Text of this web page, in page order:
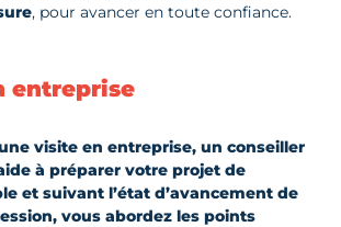
, pour avancer en toute confiance.
entreprise
visite en entreprise, un conseiller
à préparer votre projet de
et suivant l’état d’avancement de
vous abordez les points